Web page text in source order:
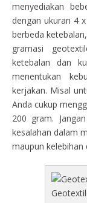
menyediakan
dengan ukuran 4
berbeda
gramasi
ketebalan dan
menentukan
kerjakan. Misal
Anda cukup
200 gram.
kesalahan dalam
maupun kelebihan